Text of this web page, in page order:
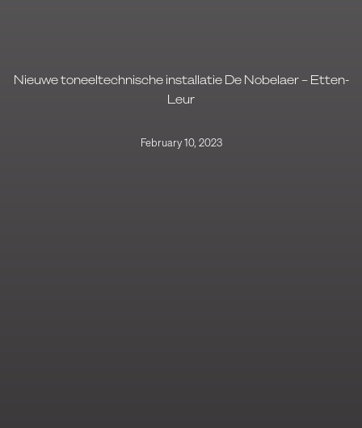
Nieuwe toneeltechnische installatie De Nobelaer – Etten-
Leur
February 10, 2023